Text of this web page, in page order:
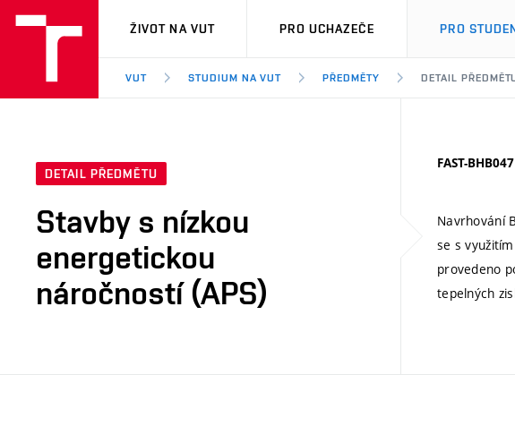
VUT
ŽIVOT NA VUT PRO UCHAZEČE PRO
VUT STUDIUM NA VUT PŘEDMĚTY DETAIL
DETAIL PŘEDMĚTU
Stavby s nízkou
energetickou
náročností (APS)
FAST-BHB047
Navrhování
se s
provedeno
tepelných